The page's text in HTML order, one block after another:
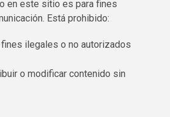
en este sitio es para fines
Está prohibido:
ilegales o no autorizados
o modificar contenido sin